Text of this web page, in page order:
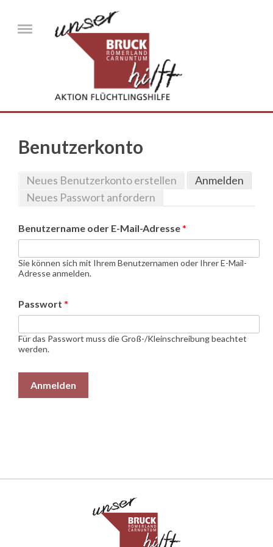
Menu
Benutzerkonto
Haupt-Reiter
Neues Benutzerkonto erstellen Anmelden
Neues Passwort anfordern
Benutzername oder E-Mail-Adresse *
Sie können sich mit Ihrem Benutzernamen oder Ihrer E-Mail-
Adresse anmelden.
Passwort *
Für das Passwort muss die Groß-/Kleinschreibung beachtet
werden.